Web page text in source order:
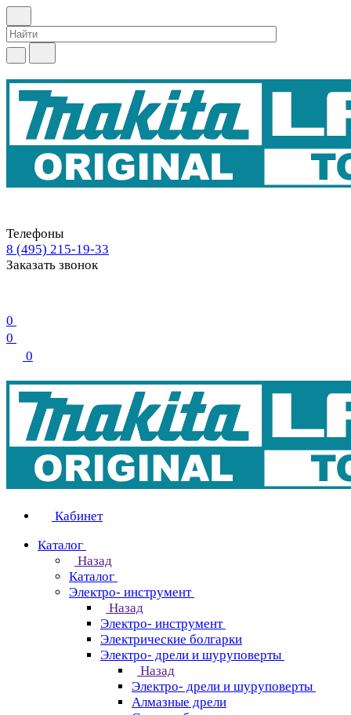
Телефоны
8 (495) 215-19-33
Заказать звонок
0
0
0
Кабинет
Каталог
Назад
Каталог
Электро- инструмент
Назад
Электро- инструмент
Электрические болгарки
Электро- дрели и шуруповерты
Назад
Электро- дрели и шуруповерты
Алмазные дрели